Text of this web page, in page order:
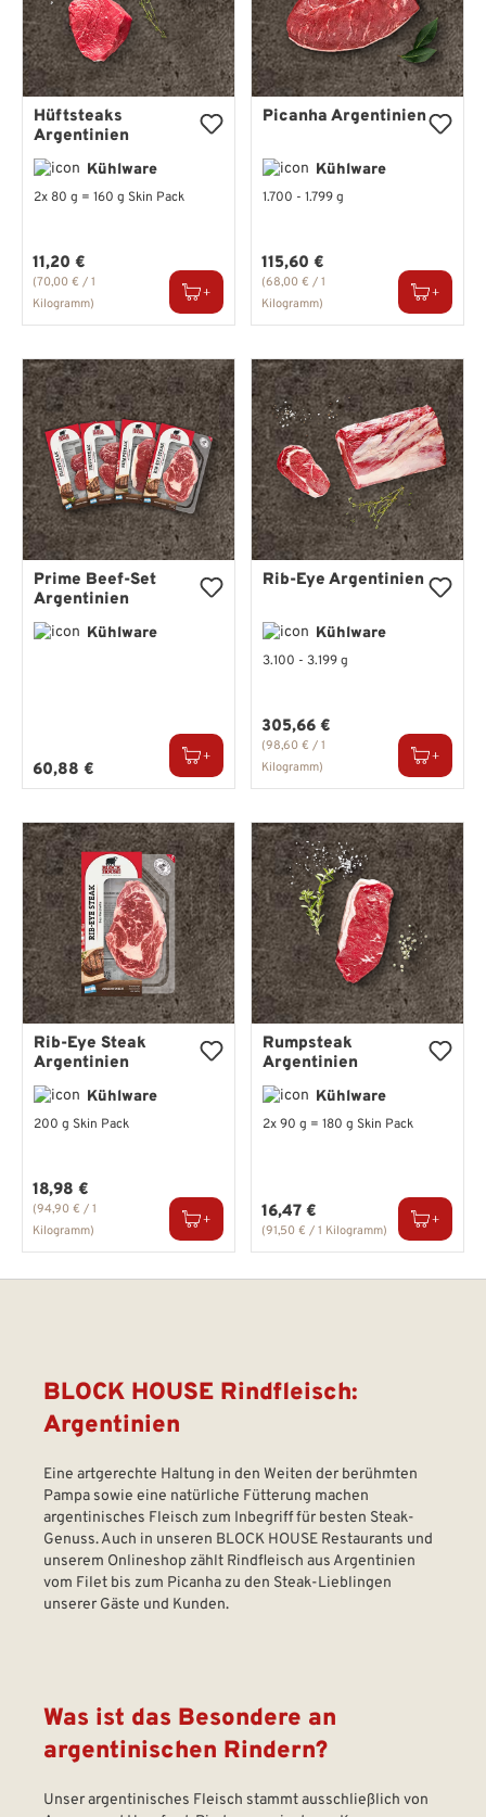
Hüftsteaks
Argentinien
Kühlware
2x 80 g = 160 g Skin Pack
Regulärer Preis:
11,20 €
(70,00 € / 1
Kilogramm)
Picanha Argentinien
Kühlware
1.700 - 1.799 g
Regulärer Preis:
115,60 €
(68,00 € / 1
Kilogramm)
Prime Beef-Set
Argentinien
Kühlware
Regulärer Preis:
60,88 €
Rib-Eye Argentinien
Kühlware
3.100 - 3.199 g
Regulärer Preis:
305,66 €
(98,60 € / 1
Kilogramm)
Rib-Eye Steak
Argentinien
Kühlware
200 g Skin Pack
Regulärer Preis:
18,98 €
(94,90 € / 1
Kilogramm)
Rumpsteak
Argentinien
Kühlware
2x 90 g = 180 g Skin Pack
Regulärer Preis:
16,47 €
(91,50 € / 1 Kilogramm)
BLOCK HOUSE Rindfleisch:
Argentinien
Eine artgerechte Haltung in den Weiten der berühmten
Pampa sowie eine natürliche Fütterung machen
argentinisches Fleisch zum Inbegriff für besten Steak-
Genuss. Auch in unseren BLOCK HOUSE Restaurants und
unserem Onlineshop zählt Rindfleisch aus Argentinien
vom Filet bis zum Picanha zu den Steak-Lieblingen
unserer Gäste und Kunden.
Was ist das Besondere an
argentinischen Rindern?
Unser argentinisches Fleisch stammt ausschließlich von